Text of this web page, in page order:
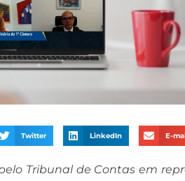
Twitter LinkedIn E-
Tribunal de Contas em